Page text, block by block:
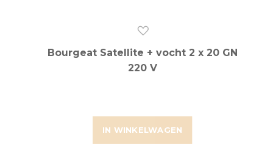
IN WINKELWAGEN
Bourgeat Satellite + vocht 2 x 20 GN
220 V